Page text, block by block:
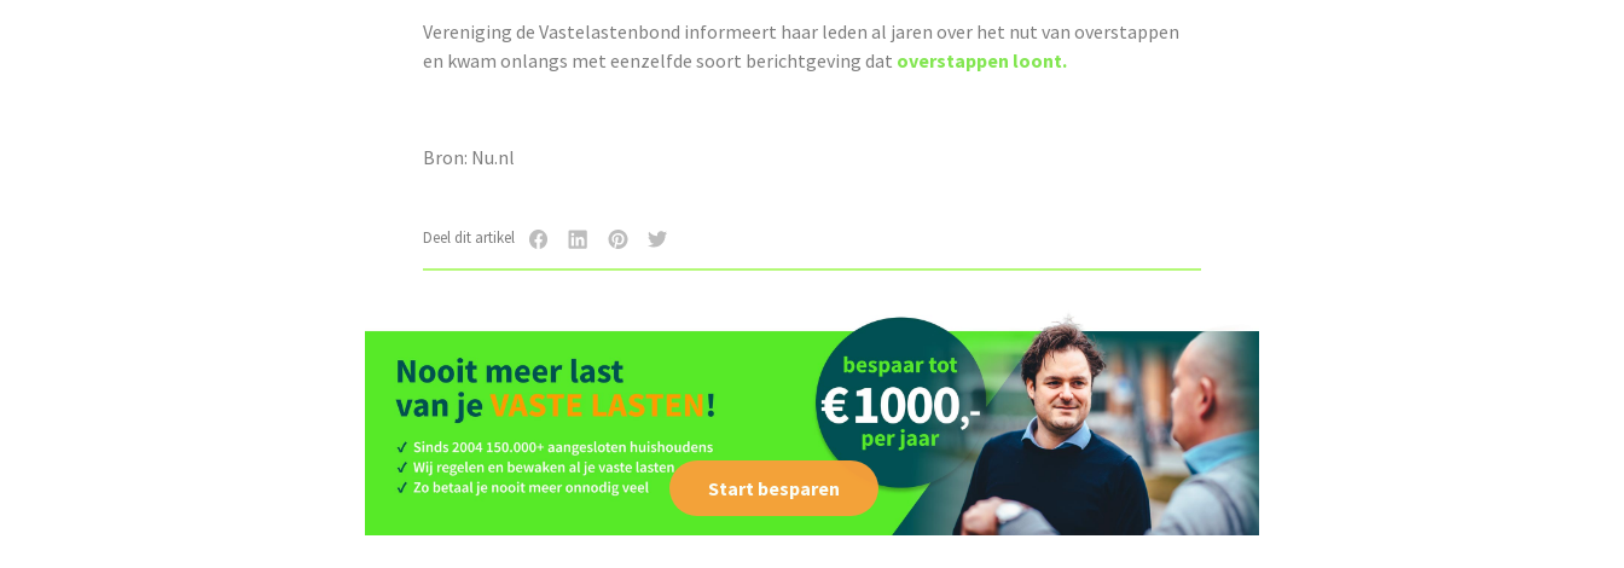
Vereniging de Vastelastenbond informeert haar leden al jaren over het nut van overstappen
en kwam onlangs met eenzelfde soort berichtgeving dat overstappen loont.
Bron: Nu.nl
Deel dit artikel
Start besparen